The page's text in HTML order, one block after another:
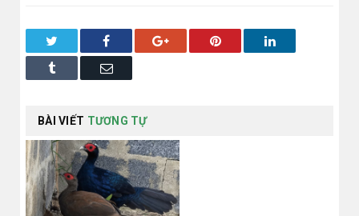
Facebook Google+ Pinterest LinkedIn
Tumblr Email
BÀI VIẾT TƯƠNG TỰ